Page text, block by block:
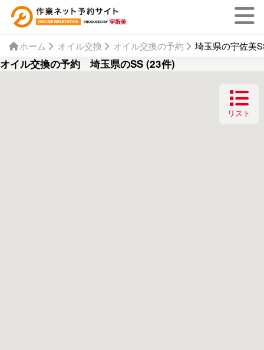
ホーム オイル交換 オイル交換の予約 埼玉県の宇佐美
オイル交換の予約 埼玉県のSS (23件)
リスト